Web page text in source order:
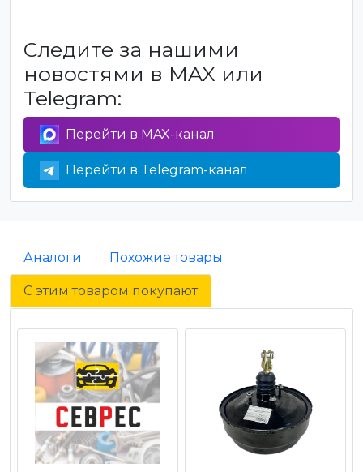
Следите за нашими
новостями в MAX или
Telegram:
Перейти в MAX-канал
Перейти в Telegram-канал
Аналоги Похожие товары
С этим товаром покупают